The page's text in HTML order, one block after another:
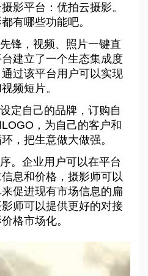
影平台：优拍云摄影。
都有哪些功能吧。
锋，视频、照片一键直
建立了一个生态集成度
过该平台用户可以实现
频短片。
定自己的品牌，订购自
，为自己的客户和
，把生意做大做强。
。企业用户可以在平台
息和价格，摄影师可以
促进现有市场信息的扁
师可以提供更好的对接
格市场化。